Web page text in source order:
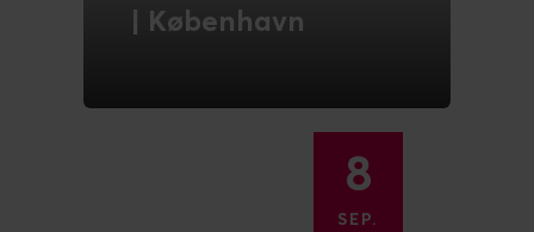
| København
8
SEP.